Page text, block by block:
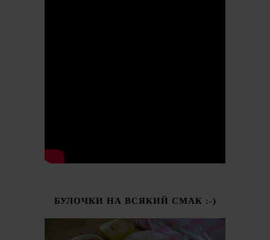
БУЛОЧКИ НА ВСЯКИЙ СМАК :-)